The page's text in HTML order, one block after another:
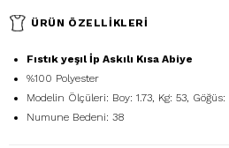
ÜRÜN ÖZELLIKLERI
Fıstık yeşıl İp Askılı Kısa Abiye
%100 Polyester
Modelin Ölçüleri: Boy: 1.73, Kg: 53,
Numune Bedeni: 38